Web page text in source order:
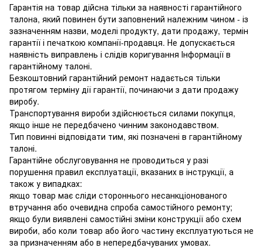
Гарантія на товар дійсна тільки за наявності гарантійного
талона, який повинен бути заповнений належним чином - із
зазначенням назви, моделі продукту, дати продажу, термін
гарантії і печаткою компанії-продавця. Не допускається
наявність виправлень і слідів коригування Інформації в
гарантійному талоні.
Безкоштовний гарантійний ремонт надається тільки
протягом терміну дії гарантії, починаючи з дати продажу
виробу.
Транспортування вироби здійснюється силами покупця,
якщо інше не передбачено чинним законодавством.
Тип повинні відповідати тим, які позначені в гарантійному
талоні.
Гарантійне обслуговування не проводиться у разі
порушення правил експлуатації, вказаних в інструкції, а
також у випадках:
якщо товар має сліди стороннього несанкціонованого
втручання або очевидна спроба самостійного ремонту;
якщо були виявлені самостійні зміни конструкції або схем
вироби, або коли товар або його частину експлуатуються не
за призначенням або в непередбачуваних умовах.